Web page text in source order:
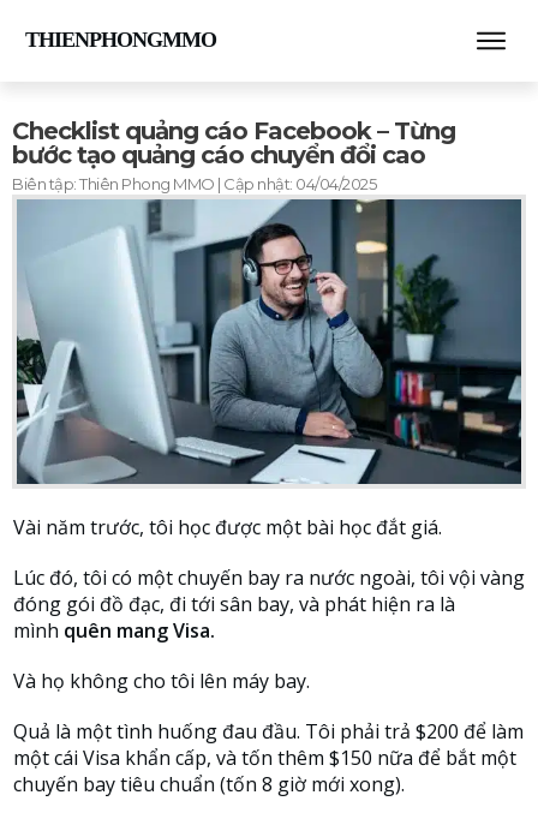
THIENPHONGMMO
Checklist quảng cáo Facebook – Từng
bước tạo quảng cáo chuyển đổi cao
Biên tập:Thiên Phong MMO | Cập nhật: 04/04/2025
Vài năm trước, tôi học được một bài học đắt giá.
Lúc đó, tôi có một chuyến bay ra nước ngoài, tôi vội vàng
đóng gói đồ đạc, đi tới sân bay, và phát hiện ra là
mình quên mang Visa.
Và họ không cho tôi lên máy bay.
Quả là một tình huống đau đầu. Tôi phải trả $200 để làm
một cái Visa khẩn cấp, và tốn thêm $150 nữa để bắt một
chuyến bay tiêu chuẩn (tốn 8 giờ mới xong).